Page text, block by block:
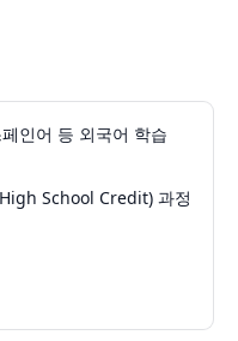
인어 등 외국어 학습
School Credit) 과정